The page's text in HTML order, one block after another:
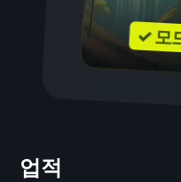
✓ 모
업적